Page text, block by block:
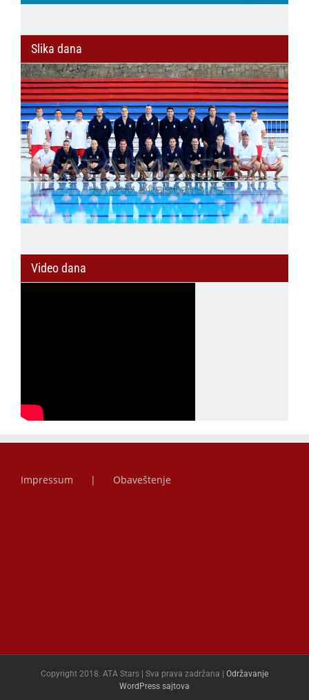
Slika dana
Video dana
Impressum Obaveštenje
Copyright 2018. ATA Stars | Sva prava zadržana | Održavanje
WordPress sajtova